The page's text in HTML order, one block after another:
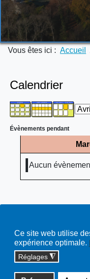
Ce site web utilise
expérience optimale.
Réglages ◮
Vous êtes ici : Accueil
Calendrier
Évènements pendant
Aucun
Copyright © 2026